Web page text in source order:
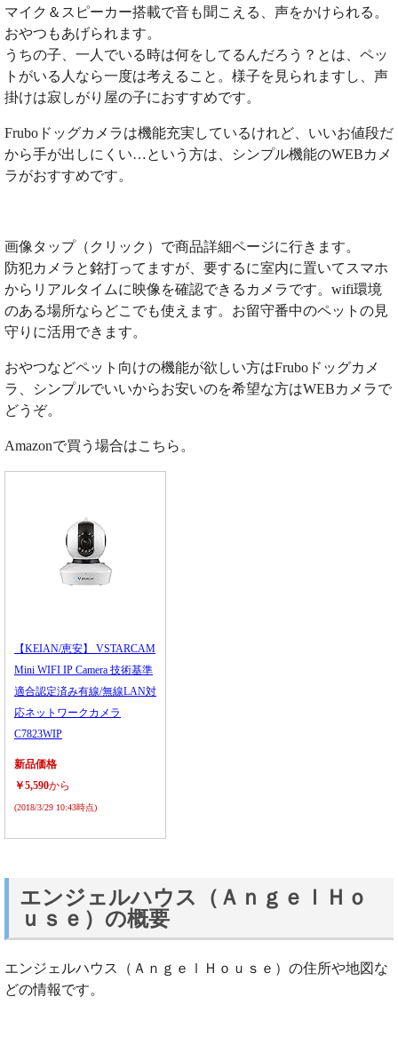
マイク＆スピーカー搭載で音も聞こえる、声をかけられる。
おやつもあげられます。
うちの子、一人でいる時は何をしてるんだろう？とは、ペッ
トがいる人なら一度は考えること。様子を見られますし、声
掛けは寂しがり屋の子におすすめです。
Fruboドッグカメラは機能充実しているけれど、いいお値段だ
から手が出しにくい…という方は、シンプル機能のWEBカメ
ラがおすすめです。
画像タップ（クリック）で商品詳細ページに行きます。
防犯カメラと銘打ってますが、要するに室内に置いてスマホ
からリアルタイムに映像を確認できるカメラです。wifi環境
のある場所ならどこでも使えます。お留守番中のペットの見
守りに活用できます。
おやつなどペット向けの機能が欲しい方はFruboドッグカメ
ラ、シンプルでいいからお安いのを希望な方はWEBカメラで
どうぞ。
Amazonで買う場合はこちら。
【KEIAN/恵安】 VSTARCAM
Mini WIFI IP Camera 技術基準
適合認定済み有線/無線LAN対
応ネットワークカメラ
C7823WIP
新品価格
￥5,590から
(2018/3/29 10:43時点)
エンジェルハウス（ＡｎｇｅｌＨｏ
ｕｓｅ）の概要
エンジェルハウス（ＡｎｇｅｌＨｏｕｓｅ）の住所や地図な
どの情報です。